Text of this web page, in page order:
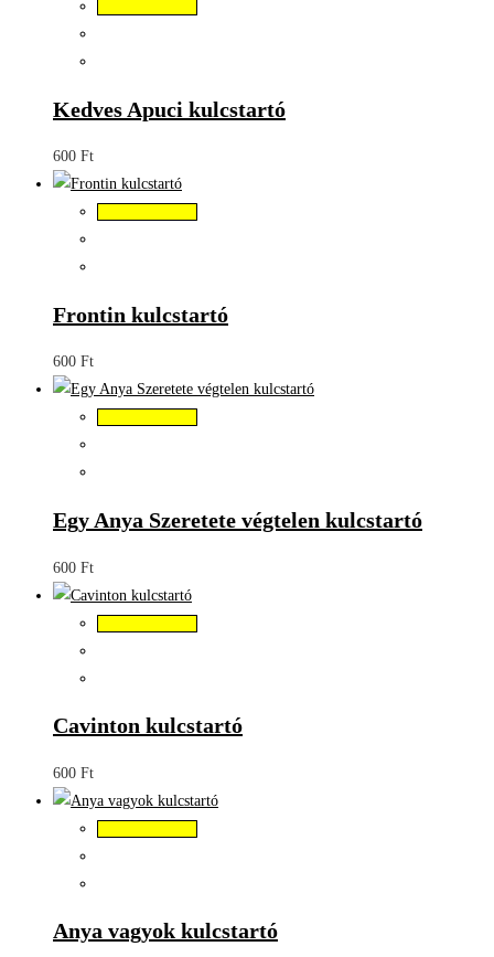
Kedves Apuci kulcstartó
600 Ft
Frontin kulcstartó
600 Ft
Egy Anya Szeretete végtelen kulcstartó
600 Ft
Cavinton kulcstartó
600 Ft
Anya vagyok kulcstartó